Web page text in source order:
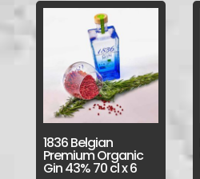
1836 Belgian
Premium Organic
Gin 43% 70 cl x 6